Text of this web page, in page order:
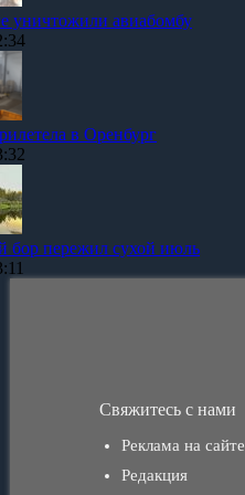
уничтожили авиабомбу
в Оренбург
бор пережил сухой июль
Свяжитесь с нами
Реклама на сайте
Редакция